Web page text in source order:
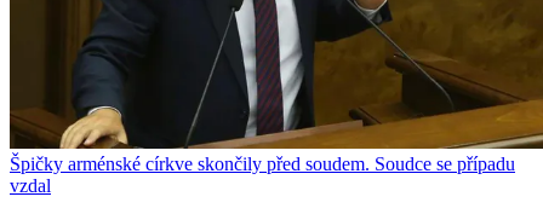
Špičky arménské církve skončily před soudem. Soudce se případu
vzdal